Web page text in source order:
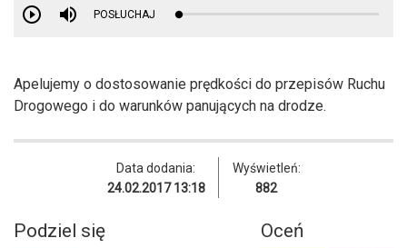
POSŁUCHAJ
Apelujemy o dostosowanie prędkości do przepisów Ruchu
Drogowego i do warunków panujących na drodze.
Data dodania:
24.02.2017 13:18
Wyświetleń:
882
Podziel się Oceń